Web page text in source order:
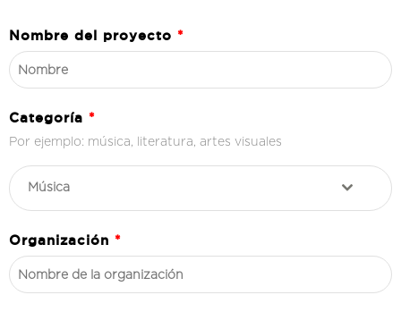
Nombre del proyecto *
Categoría *
Por ejemplo: música, literatura, artes visuales
Música
Organización *